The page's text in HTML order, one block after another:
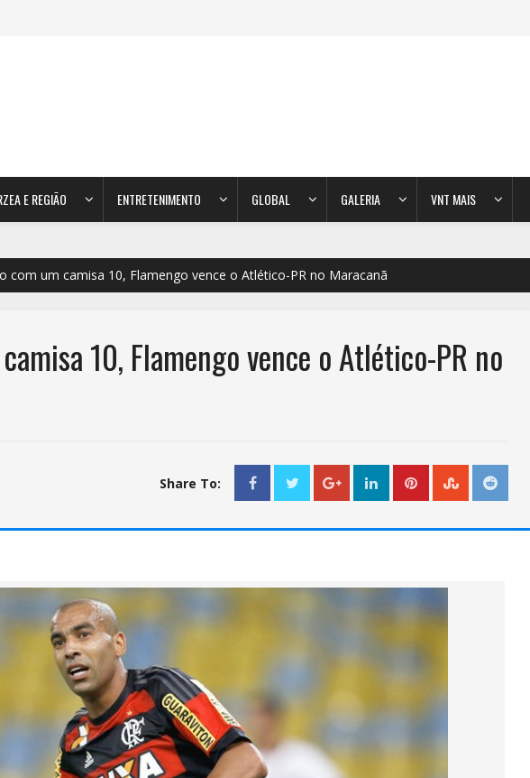
E REGIÃO ENTRETENIMENTO GLOBAL GALERIA VNT MAIS
com um camisa 10, Flamengo vence o Atlético-PR no Maracanã
10, Flamengo vence o Atlético-PR no
Share To: